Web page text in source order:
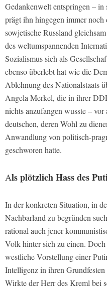
Gedankenwelt entspringen –
prägt ihn hingegen immer noch
sowjetische Russland
des weltumspannenden
Sozialismus sich als
ebenso überlebt hat wie die
Ablehnung des Nationalstaats
Angela Merkel, die in ihrer
nichts anzufangen wusste –
deutschen, deren Wohl zu
Anwandlung von politisch-
geschworen hatte.
Als plötzlich Hass des
In der konkreten Situation, in
Nachbarland zu begründen
rational auch jener
Volk hinter sich zu einen. Doch
westliche Vorstellung einer
Intelligenz in ihren Grundfesten
Wirkte der Herr des Kreml bei